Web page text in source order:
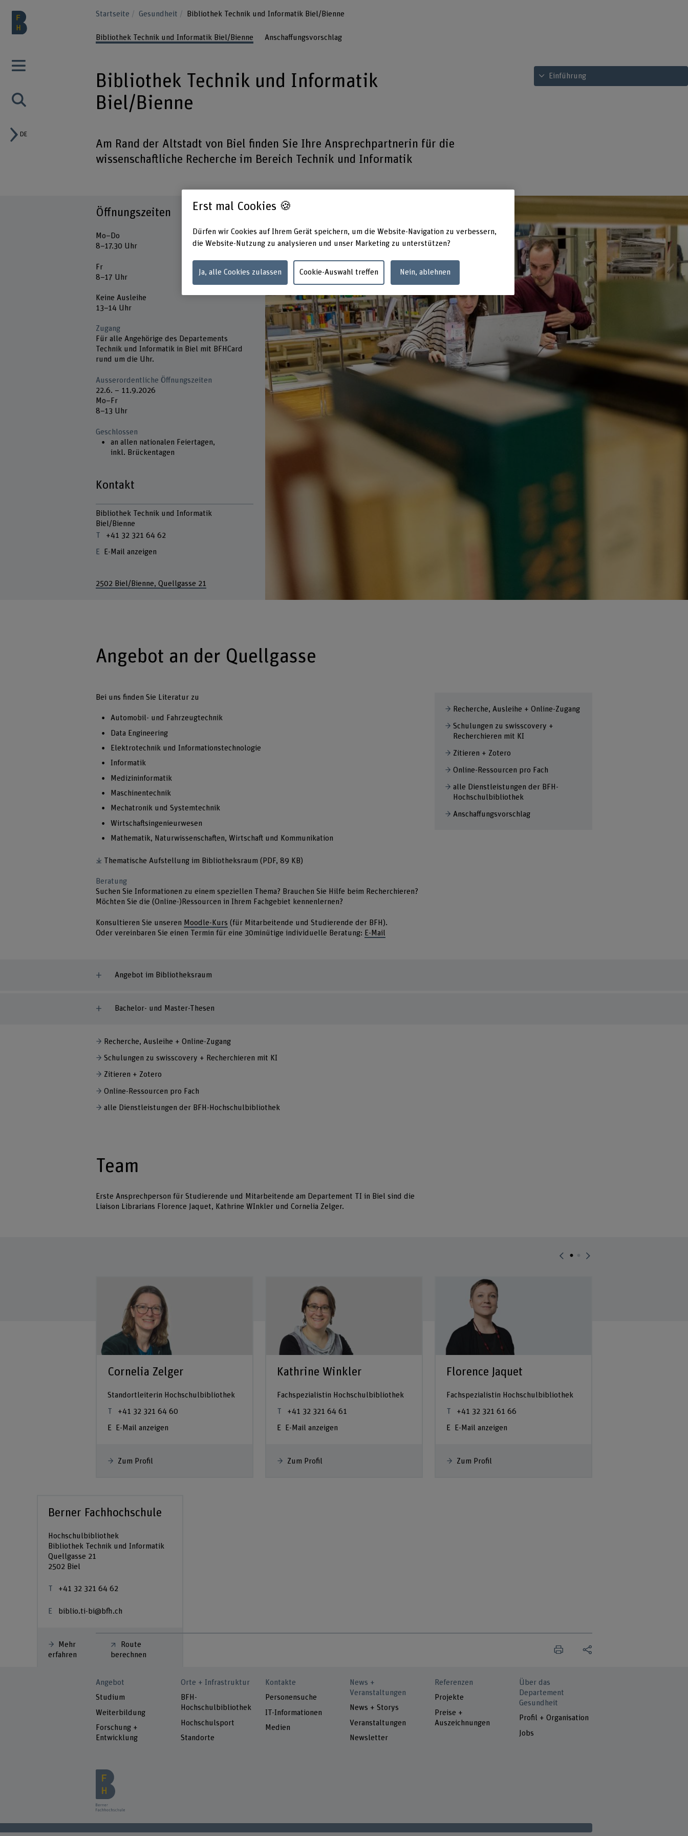
DE
Startseite Gesundheit Bibliothek Technik und Informatik Biel/Bienne
Bibliothek Technik und Informatik Biel/Bienne Anschaffungsvorschlag
Inhaltsverzeichnis ansehen
Einführung
Bibliothek Technik und Informatik
Biel/Bienne
Am Rand der Altstadt von Biel finden Sie Ihre Ansprechpartnerin für die
wissenschaftliche Recherche im Bereich Technik und Informatik
Öffnungszeiten
Mo–Do
8–17.30 Uhr
Fr
8–17 Uhr
Keine Ausleihe
13–14 Uhr
Zugang
Für alle Angehörige des Departements
Technik und Informatik in Biel mit BFHCard
rund um die Uhr.
Ausserordentliche Öffnungszeiten
22.6. – 11.9.2026
Mo–Fr
8–13 Uhr
Geschlossen
an allen nationalen Feiertagen,
inkl. Brückentagen
Kontakt
Bibliothek Technik und Informatik
Biel/Bienne
+41 32 321 64 62
E-Mail anzeigen
2502 Biel/Bienne, Quellgasse 21
Angebot an der Quellgasse
Bei uns finden Sie Literatur zu
Automobil- und Fahrzeugtechnik
Data Engineering
Elektrotechnik und Informationstechnologie
Informatik
Medizininformatik
Maschinentechnik
Mechatronik und Systemtechnik
Wirtschaftsingenieurwesen
Mathematik, Naturwissenschaften, Wirtschaft und Kommunikation
Thematische Aufstellung im Bibliotheksraum(PDF, 89 KB)
Beratung
Suchen Sie Informationen zu einem speziellen Thema? Brauchen Sie Hilfe beim Recherchieren?
Möchten Sie die (Online-)Ressourcen in Ihrem Fachgebiet kennenlernen?
Konsultieren Sie unseren Moodle-Kurs (für Mitarbeitende und Studierende der BFH).
Oder vereinbaren Sie einen Termin für eine 30minütige individuelle Beratung: E-Mail
Recherche, Ausleihe + Online-Zugang
Schulungen zu swisscovery +
Recherchieren mit KI
Zitieren + Zotero
Online-Ressourcen pro Fach
alle Dienstleistungen der BFH-
Hochschulbibliothek
Anschaffungsvorschlag
Angebot im Bibliotheksraum
Bachelor- und Master-Thesen
Recherche, Ausleihe + Online-Zugang
Schulungen zu swisscovery + Recherchieren mit KI
Zitieren + Zotero
Online-Ressourcen pro Fach
alle Dienstleistungen der BFH-Hochschulbibliothek
Team
Erste Ansprechperson für Studierende und Mitarbeitende am Departement TI in Biel sind die
Liaison Librarians Florence Jaquet, Kathrine WInkler und Cornelia Zelger.
Cornelia Zelger
Standortleiterin Hochschulbibliothek
+41 32 321 64 60
E-Mail anzeigen
Zum Profil
Kathrine Winkler
Fachspezialistin Hochschulbibliothek
+41 32 321 64 61
E-Mail anzeigen
Zum Profil
Florence Jaquet
Fachspezialistin Hochschulbibliothek
+41 32 321 61 66
E-Mail anzeigen
Zum Profil
Lageplan
Berner Fachhochschule
Hochschulbibliothek
Bibliothek Technik und Informatik
Quellgasse 21
2502 Biel
+41 32 321 64 62
biblio.ti-bi@bfh.ch
Mehr
erfahren
Route
berechnen
Angebot
Studium
Weiterbildung
Forschung +
Entwicklung
Orte + Infrastruktur
BFH-
Hochschulbibliothek
Hochschulsport
Standorte
Kontakte
Personensuche
IT-Informationen
Medien
News +
Veranstaltungen
News + Storys
Veranstaltungen
Newsletter
Referenzen
Projekte
Preise +
Auszeichnungen
Über das
Departement
Gesundheit
Profil + Organisation
Jobs
Erst mal Cookies 🍪
Dürfen wir Cookies auf Ihrem Gerät speichern, um die Website-Navigation zu verbessern,
die Website-Nutzung zu analysieren und unser Marketing zu unterstützen?
Ja, alle Cookies zulassen Cookie-Auswahl treffen Nein, ablehnen